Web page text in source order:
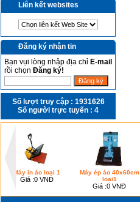
Liên kết websites
Đăng ký nhận tin
Bạn vụi lòng nhập địa chỉ E-mail
rồi chọn Đăng ký!
Số lượt truy cập : 1931626
Số người trực tuyến : 4
Máy in áo loại 1
Giá :0 VNĐ
Máy ép áo 40x60cm
loại1
Giá :0 VNĐ